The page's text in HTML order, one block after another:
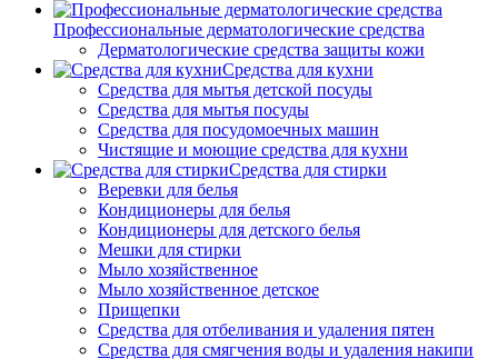
Профессиональные дерматологические средства
Дерматологические средства защиты кожи
Средства для кухни
Средства для мытья детской посуды
Средства для мытья посуды
Средства для посудомоечных машин
Чистящие и моющие средства для кухни
Средства для стирки
Веревки для белья
Кондиционеры для белья
Кондиционеры для детского белья
Мешки для стирки
Мыло хозяйственное
Мыло хозяйственное детское
Прищепки
Средства для отбеливания и удаления пятен
Средства для смягчения воды и удаления накипи